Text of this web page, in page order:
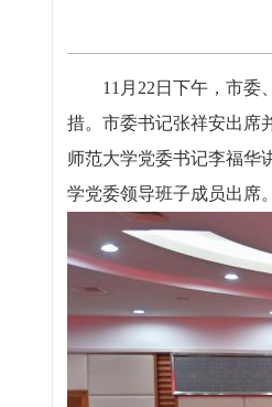
11月22日下午，市委、
措。市委书记张祥安出席
师范大学党委书记李福华
学党委领导班子成员出席。